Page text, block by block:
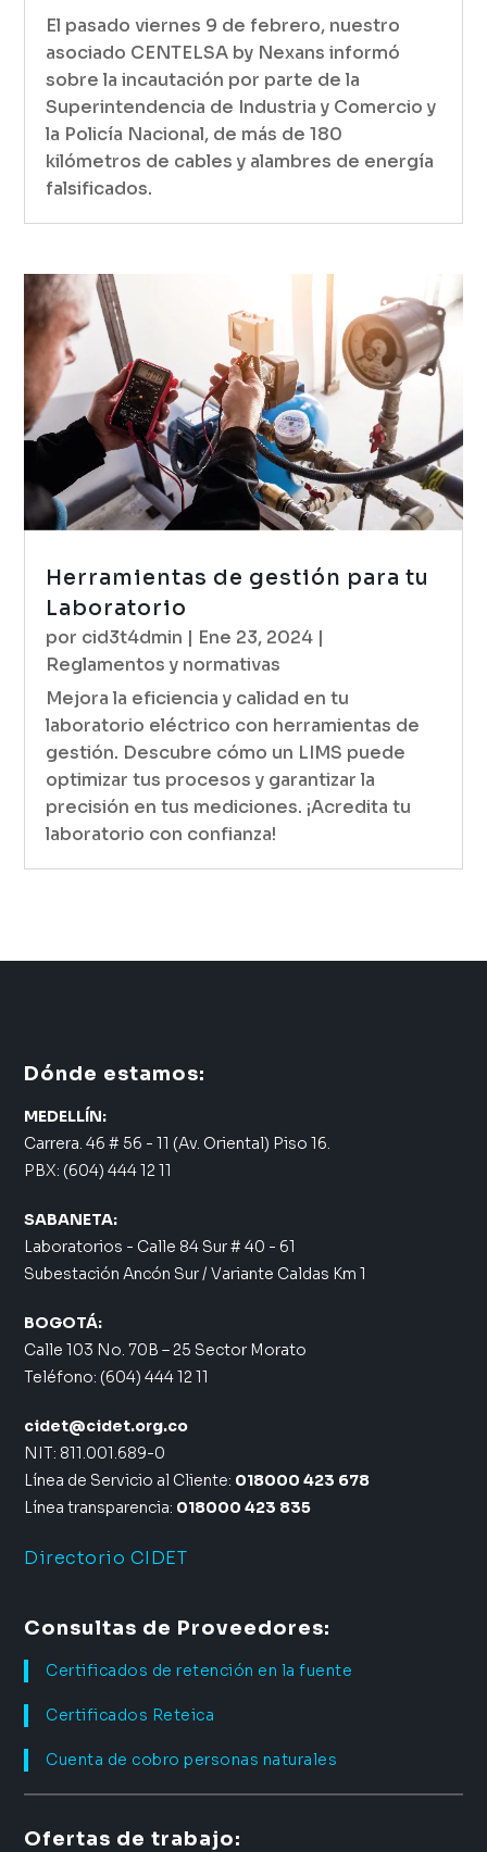
El pasado viernes 9 de febrero, nuestro
asociado CENTELSA by Nexans informó
sobre la incautación por parte de la
Superintendencia de Industria y Comercio y
la Policía Nacional, de más de 180
kilómetros de cables y alambres de energía
falsificados.
Herramientas de gestión para tu
Laboratorio
por cid3t4dmin | Ene 23, 2024 |
Reglamentos y normativas
Mejora la eficiencia y calidad en tu
laboratorio eléctrico con herramientas de
gestión. Descubre cómo un LIMS puede
optimizar tus procesos y garantizar la
precisión en tus mediciones. ¡Acredita tu
laboratorio con confianza!
Dónde estamos:
MEDELLÍN:
Carrera. 46 # 56 - 11 (Av. Oriental) Piso 16.
PBX: (604) 444 12 11
SABANETA:
Laboratorios - Calle 84 Sur # 40 - 61
Subestación Ancón Sur / Variante Caldas Km 1
BOGOTÁ:
Calle 103 No. 70B – 25 Sector Morato
Teléfono: (604) 444 12 11
cidet@cidet.org.co
NIT: 811.001.689-0
Línea de Servicio al Cliente: 018000 423 678
Línea transparencia: 018000 423 835
Directorio CIDET
Consultas de Proveedores:
Certificados de retención en la fuente
Certificados Reteica
Cuenta de cobro personas naturales
Ofertas de trabajo: